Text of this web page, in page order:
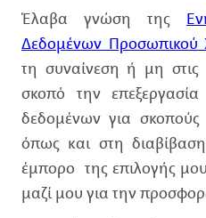
Δεδομένα
Έλαβα γνώση της
Δεδομένων Προσωπικού
τη συναίνεση ή μη
σκοπό την
δεδομένων για
όπως και στη
έμπορο της επιλογής
μαζί μου για την